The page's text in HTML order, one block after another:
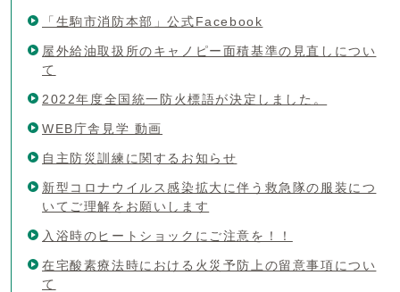
「生駒市消防本部」公式Facebook
屋外給油取扱所のキャノピー面積基準の見直しについ
て
2022年度全国統一防火標語が決定しました。
WEB庁舎見学 動画
自主防災訓練に関するお知らせ
新型コロナウイルス感染拡大に伴う救急隊の服装につ
いてご理解をお願いします
入浴時のヒートショックにご注意を！！
在宅酸素療法時における火災予防上の留意事項につい
て